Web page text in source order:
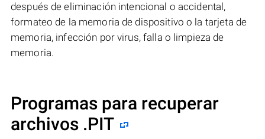
después de eliminación intencional o accidental,
formateo de la memoria de dispositivo o la tarjeta de
memoria, infección por virus, falla o limpieza de
memoria.
Programas para recuperar
archivos .PIT